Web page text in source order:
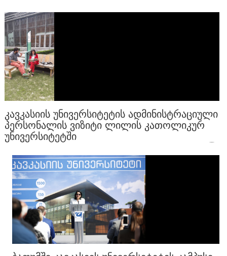
ᲙᲐᲕᲙᲐᲡᲘᲘᲡ ᲣᲜᲘᲕᲔᲠᲡᲘᲢᲔᲢᲘᲡ ᲐᲓᲛᲘᲜᲘᲡᲢᲠᲐᲪᲘᲣᲚᲘ
ᲞᲔᲠᲡᲝᲜᲐᲚᲘᲡ ᲕᲘᲖᲘᲢᲘ ᲚᲘᲚᲘᲡ ᲙᲐᲗᲝᲚᲘᲙᲣᲠ
ᲣᲜᲘᲕᲔᲠᲡᲘᲢᲔᲢᲨᲘ